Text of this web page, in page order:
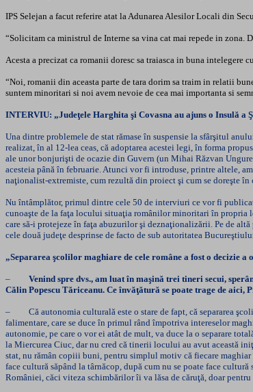
IPS Selejan a facut referire atat la Adunarea Alesilor Locali din
“Solicitam ca ministrul de Interne sa vina cat mai repede in zona.
Acesta a precizat ca romanii doresc sa traiasca in buna
“Noi, romanii din aceasta parte de tara dorim sa traim in relatii
suntem minoritari si noi avem nevoie de cea mai importanta si
INTERVIU: „Judeţele Harghita şi Covasna au ajuns o Insulă a
Una dintre problemele de stat rămase în suspensie la sfârşitul
realizat, în al 12-lea ceas, că adoptarea acestei legi, în forma
ale unor bonjurişti de ocazie din Guvern (un Mihai Răzvan
acesteia până în februarie. Atunci vor fi introduse, printre altele,
naţionalist-extremiste, cum rezultă din proiect şi cum se doreşte în
Nu întâmplător, primul dintre cele 50 de interviuri ce vor fi
cunoaşte de la faţa locului situaţia românilor minoritari în propria
care să-i protejeze în faţa abuzurilor şi deznaţionalizării. Pe de
cele două judeţe desprinse de facto de sub autoritatea
„Separarea şcolilor maghiare de cele române a fost o decizie a
– Venind spre dvs., am luat în maşină trei tineri secui,
Călin Popescu Tăriceanu. Ce învăţătură se poate trage de aici,
– Că autonomia culturală este o stare de fapt, că separarea
falimentare, care se duce în primul rând împotriva intereselor
autonomie, pe care o vor ei atât de mult, va duce la o separare
la Miercurea Ciuc, dar nu cred că tinerii locului au avut această
stat, nu rămân copiii buni, pentru simplul motiv că fiecare
face cultură săpând la târnăcop, după cum nu se poate face
României, căci viteza schimbărilor îi va lăsa de căruţă, doar